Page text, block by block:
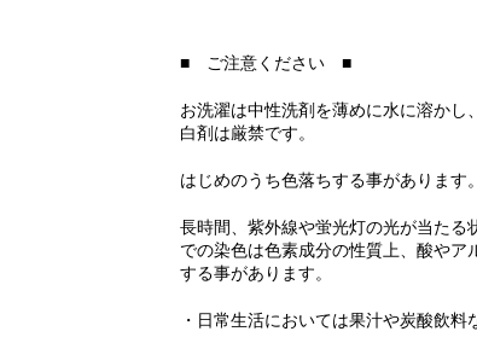
■ ご注意ください ■
お洗濯は中性洗剤を薄めに水に溶か
白剤は厳禁です。
はじめのうち色落ちする事があります
長時間、紫外線や蛍光灯の光が当たる
での染色は色素成分の性質上、酸や
する事があります。
・日常生活においては果汁や炭酸飲料